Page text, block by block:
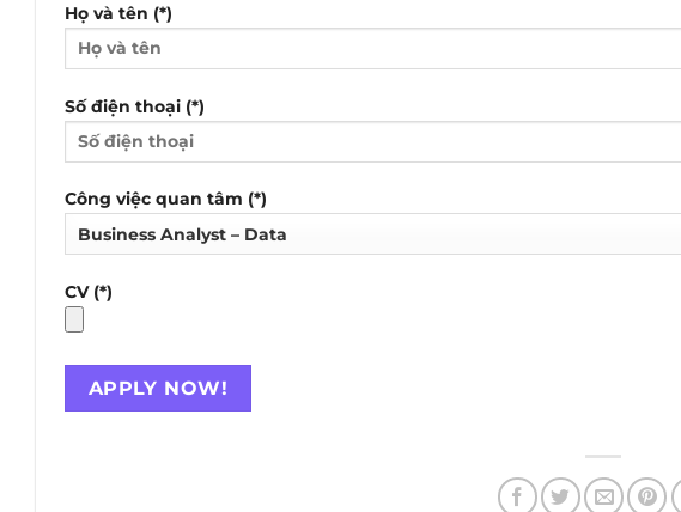
Họ và tên (*)
Số điện thoại (*)
Công việc quan tâm (*)
CV (*)